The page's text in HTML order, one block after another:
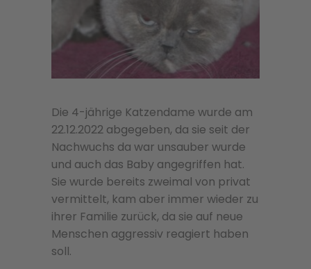
Die 4-jährige Katzendame wurde am
22.12.2022 abgegeben, da sie seit der
Nachwuchs da war unsauber wurde
und auch das Baby angegriffen hat.
Sie wurde bereits zweimal von privat
vermittelt, kam aber immer wieder zu
ihrer Familie zurück, da sie auf neue
Menschen aggressiv reagiert haben
soll.